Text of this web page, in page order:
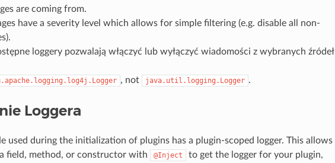
are coming from.
have a severity level which allows for simple filtering (e.g. disable all non-
loggery pozwalają włączyć lub wyłączyć wiadomości z wybranych źródeł
, not java.util.logging.Logger .
Loggera
used during the initialization of plugins has a plugin-scoped logger. This allows
field, method, or constructor with
@Inject
to get the logger for your plugin,